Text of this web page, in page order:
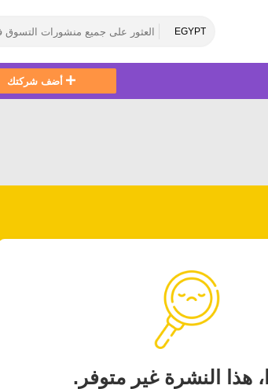
EGYPT
أضف شركتك
هذا النشرة غير متوفر.